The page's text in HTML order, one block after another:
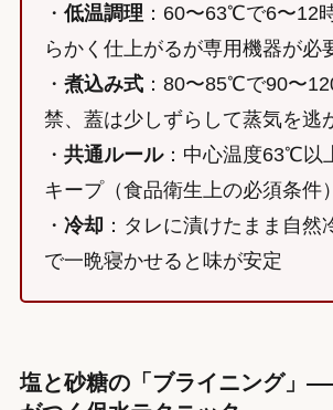
・ 低温調理 ：60〜63℃で6〜12
らかく仕上がるが専用機器が必
・ 煮込み式：80〜85℃で90〜
禁、蓋は少しずらして蒸気を逃
・ 共通ルール：中心温度63℃以
キープ（食品衛生上の必須条件）
・ 冷却 ：タレに漬けたまま自
で一晩寝かせると味が安定
塩と砂糖の「ブライニング」